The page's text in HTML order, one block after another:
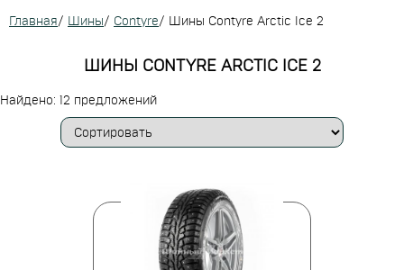
Главная/ Шины/ Contyre/ Шины Contyre Arctic Ice 2
ШИНЫ CONTYRE ARCTIC ICE 2
Найдено: 12 предложений